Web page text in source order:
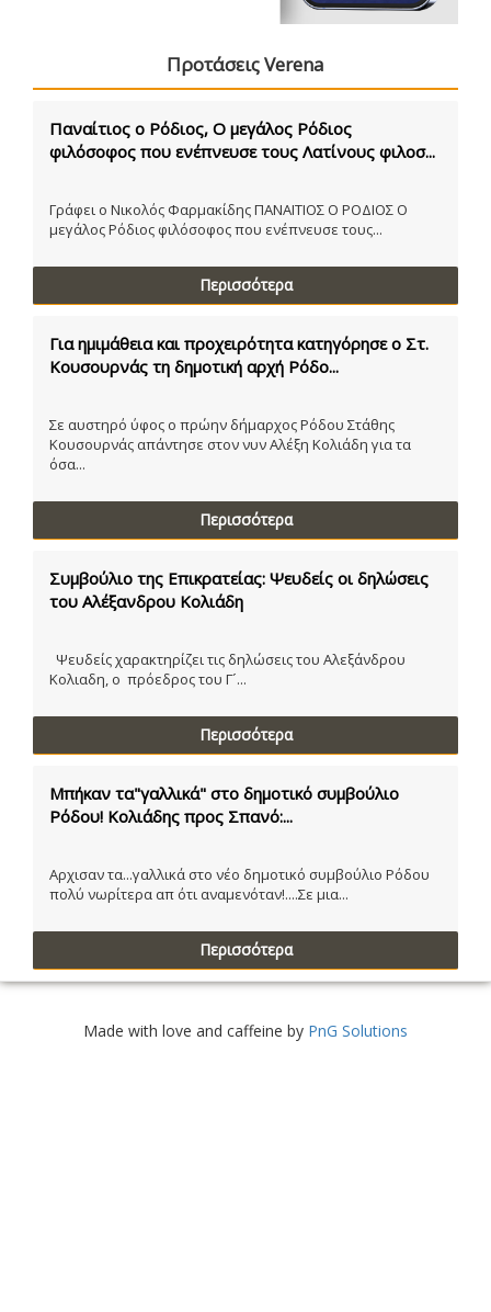
Προτάσεις Verena
Παναίτιος ο Ρόδιος, Ο μεγάλος Ρόδιος
φιλόσοφος που ενέπνευσε τους Λατίνους φιλοσ...
Γράφει ο Νικολός Φαρμακίδης ΠΑΝΑΙΤΙΟΣ Ο ΡΟΔΙΟΣ Ο
μεγάλος Ρόδιος φιλόσοφος που ενέπνευσε τους...
Περισσότερα
Για ημιμάθεια και προχειρότητα κατηγόρησε ο Στ.
Κουσουρνάς τη δημοτική αρχή Ρόδο...
Σε αυστηρό ύφος ο πρώην δήμαρχος Ρόδου Στάθης
Κουσουρνάς απάντησε στον νυν Αλέξη Κολιάδη για τα
όσα...
Περισσότερα
Συμβούλιο της Επικρατείας: Ψευδείς οι δηλώσεις
του Αλέξανδρου Κολιάδη
Ψευδείς χαρακτηρίζει τις δηλώσεις του Αλεξάνδρου
Κολιαδη, ο πρόεδρος του Γ´...
Περισσότερα
Μπήκαν τα"γαλλικά" στο δημοτικό συμβούλιο
Ρόδου! Κολιάδης προς Σπανό:...
Αρχισαν τα...γαλλικά στο νέο δημοτικό συμβούλιο Ρόδου
πολύ νωρίτερα απ ότι αναμενόταν!....Σε μια...
Περισσότερα
Made with love and caffeine by PnG Solutions